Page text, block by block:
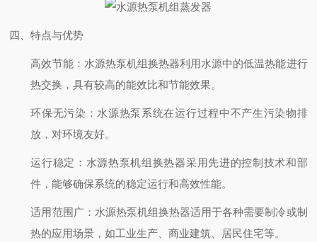
四、特点与优势
高效节能：水源热泵机组换热器利用水源中的低温热能进行
热交换，具有较高的能效比和节能效果。
环保无污染 ：水源热泵系统在运行过程中不产生污染物排
放，对环境友好。
运行稳定 ：水源热泵机组换热器采用先进的控制技术和部
件，能够确保系统的稳定运行和高效性能。
适用范围广：水源热泵机组换热器适用于各种需要制冷或制
热的应用场景，如工业生产、商业建筑、居民住宅等。